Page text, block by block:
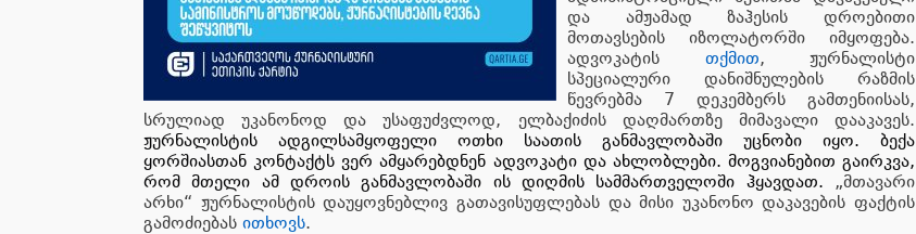
და ამჟამად ზაჰესის დროებითი
მოთავსების იზოლატორში იმყოფება.
ადვოკატის
თქმით, ჟურნალისტი
სპეციალური დანიშნულების რაზმის
წევრებმა 7 დეკემბერს გამთენიისას,
სრულიად უკანონოდ და უსაფუძვლოდ, ელბაქიძის დაღმართზე მიმავალი დააკავეს.
ჟურნალისტის ადგილსამყოფელი ოთხი საათის განმავლობაში უცნობი იყო. ბექა
ყორშიასთან კონტაქტს ვერ ამყარებდნენ ადვოკატი და ახლობლები. მოგვიანებით გაირკვა,
რომ მთელი ამ დროის განმავლობაში ის დიღმის სამმართველოში ჰყავდათ.
„მთავარი
არხი“ ჟურნალისტის დაუყოვნებლივ გათავისუფლებას და მისი უკანონო დაკავების ფაქტის
გამოძიებას ითხოვს.